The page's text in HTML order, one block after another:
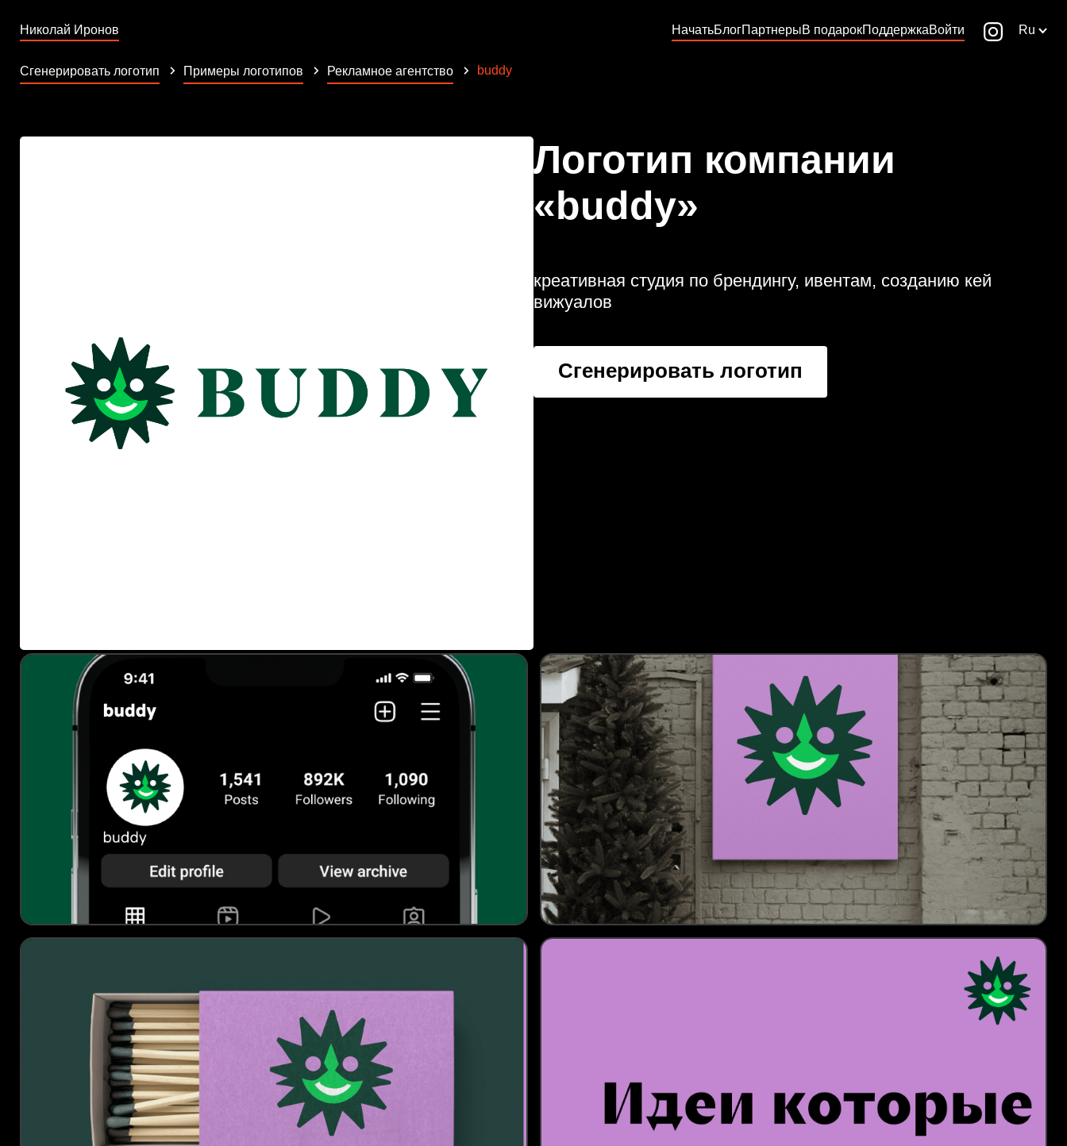
Николай Иронов НачатьБлогПартнерыВ подарокПоддержкаВойти Ru
Сгенерировать логотип Примеры логотипов Рекламное агентство buddy
Логотип компании
«buddy»
креативная студия по брендингу, ивентам, созданию кей
вижуалов
Сгенерировать логотип